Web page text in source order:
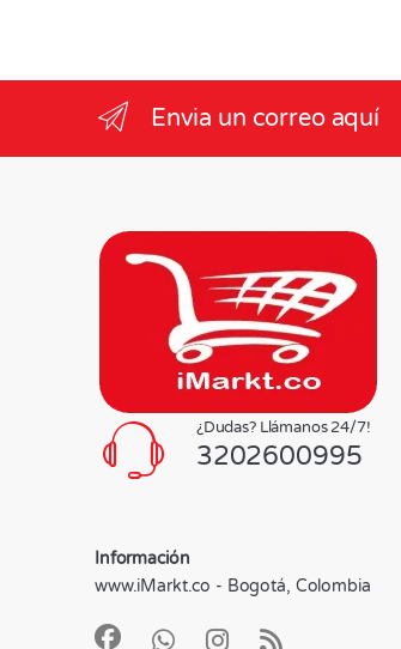
Envia un correo aquí
¿Dudas? Llámanos 24/7!
3202600995
Información
www.iMarkt.co - Bogotá, Colombia